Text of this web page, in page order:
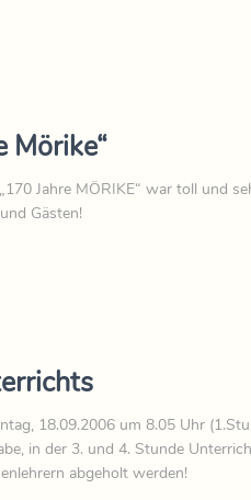
Mörike“
Jahre MÖRIKE“ war toll und
Gästen!
18.09.2006 um 8.05 Uhr
in der 3. und 4. Stunde
abgeholt werden!